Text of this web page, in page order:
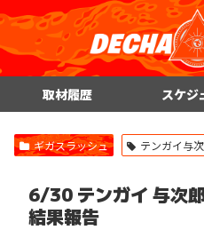
取材履歴 スケジ
ギガスラッシュ テンガイ与
6/30 テンガイ 与次
結果報告